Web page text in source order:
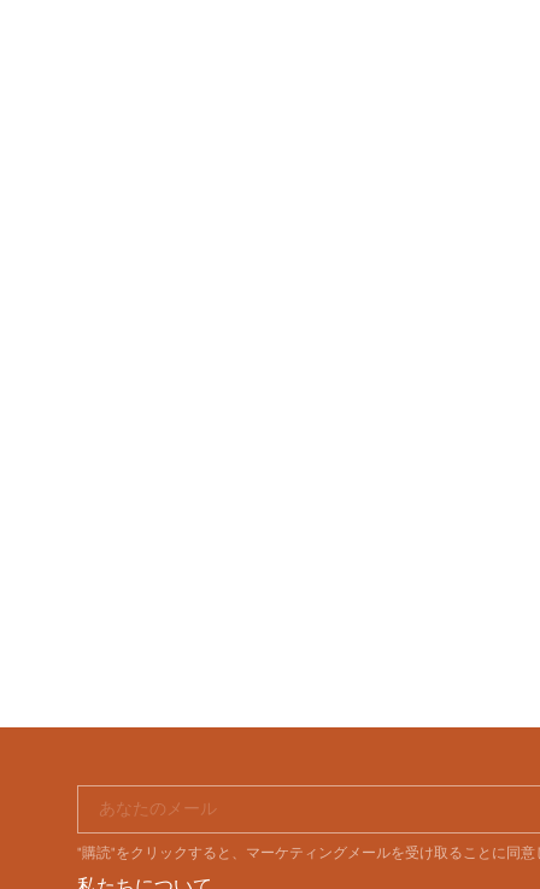
あなたのメール
"購読"をクリックすると、マーケティングメールを受け取ることに同